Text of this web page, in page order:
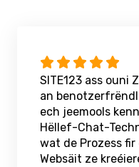
SITE123 ass ouni
an
ech jeemools
Hëllef-Chat-
wat de Prozess fir
Websäit ze